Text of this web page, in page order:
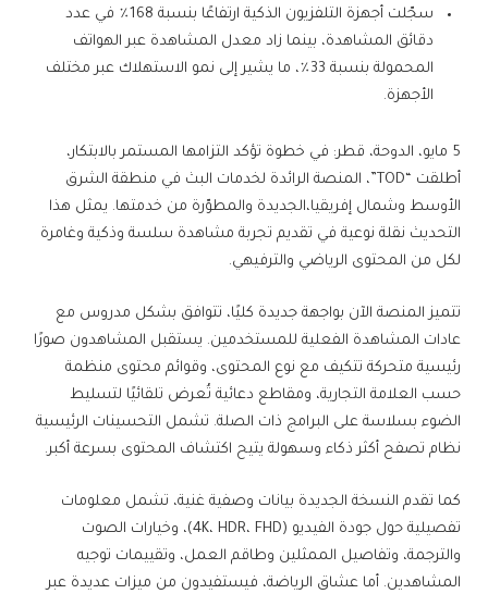
سجّلت أجهزة التلفزيون الذكية ارتفاعًا بنسبة 168٪ في عدد
دقائق المشاهدة، بينما زاد معدل المشاهدة عبر الهواتف
المحمولة بنسبة 33٪، ما يشير إلى نمو الاستهلاك عبر مختلف
الأجهزة.
5 مايو، الدوحة، قطر: في خطوة تؤكد التزامها المستمر بالابتكار،
أطلقت “TOD”، المنصة الرائدة لخدمات البث في منطقة الشرق
الأوسط وشمال إفريقيا،الجديدة والمطوّرة من خدمتها. يمثل هذا
التحديث نقلة نوعية في تقديم تجربة مشاهدة سلسة وذكية وغامرة
لكل من المحتوى الرياضي والترفيهي.
تتميز المنصة الآن بواجهة جديدة كليًا، تتوافق بشكل مدروس مع
عادات المشاهدة الفعلية للمستخدمين. يستقبل المشاهدون صورًا
رئيسية متحركة تتكيف مع نوع المحتوى، وقوائم محتوى منظمة
حسب العلامة التجارية، ومقاطع دعائية تُعرض تلقائيًا لتسليط
الضوء بسلاسة على البرامج ذات الصلة. تشمل التحسينات الرئيسية
نظام تصفح أكثر ذكاء وسهولة يتيح اكتشاف المحتوى بسرعة أكبر.
كما تقدم النسخة الجديدة بيانات وصفية غنية، تشمل معلومات
تفصيلية حول جودة الفيديو (4K، HDR، FHD)، وخيارات الصوت
والترجمة، وتفاصيل الممثلين وطاقم العمل، وتقييمات توجيه
المشاهدين. أما عشاق الرياضة، فيستفيدون من ميزات عديدة عبر